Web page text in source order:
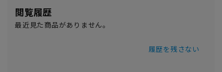
閲覧履歴
最近見た商品がありません。
履歴を残さない